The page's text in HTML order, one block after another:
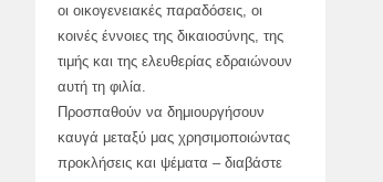
οι οικογενειακές παραδόσεις, οι
κοινές έννοιες της δικαιοσύνης, της
τιμής και της ελευθερίας εδραιώνουν
αυτή τη φιλία.
Προσπαθούν να δημιουργήσουν
καυγά μεταξύ μας χρησιμοποιώντας
προκλήσεις και ψέματα – διαβάστε